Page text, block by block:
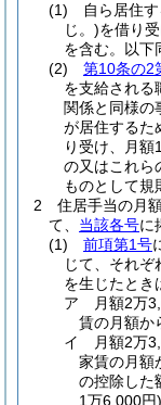
(1)
自ら居住
じ。)を借り
を含む。以下
(2)
第10条の2
を支給される
関係と同様の
が居住するた
り受け、月
の又はこれら
ものとして規
2
住居手当の月額
て、 当該各号に
(1)
前項第1号
じて、それぞ
を生じたとき
ア
月額2万
賃の月額か
イ
月額2万
家賃の月額
の控除した
1万6,000円)